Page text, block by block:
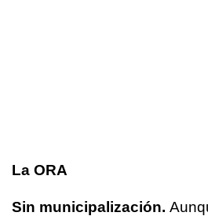
La ORA
Sin municipalización.